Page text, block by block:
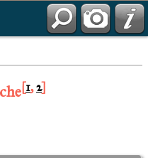
[1,2]